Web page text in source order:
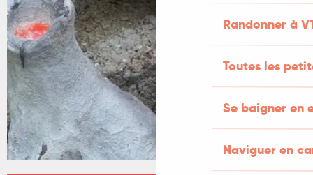
Randonner à
Toutes les
Se baigner en
Naviguer en